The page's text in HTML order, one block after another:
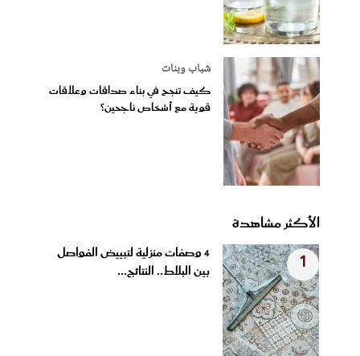
شباب وبنات
كيف تنجح في بناء صداقات وعلاقات
قوية مع أشخاص ناجحين؟
الأكثر مشاهدة
1
4 وصفات منزلية لتبييض الفواصل
بين البلاط.. النتائج...